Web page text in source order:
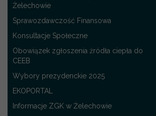
Żelechowie
Sprawozdawczość Finansowa
Konsultacje Społeczne
Obowiązek zgłoszenia źródła ciepła do
CEEB
Wybory prezydenckie 2025
EKOPORTAL
Informacje ZGK w Żelechowie